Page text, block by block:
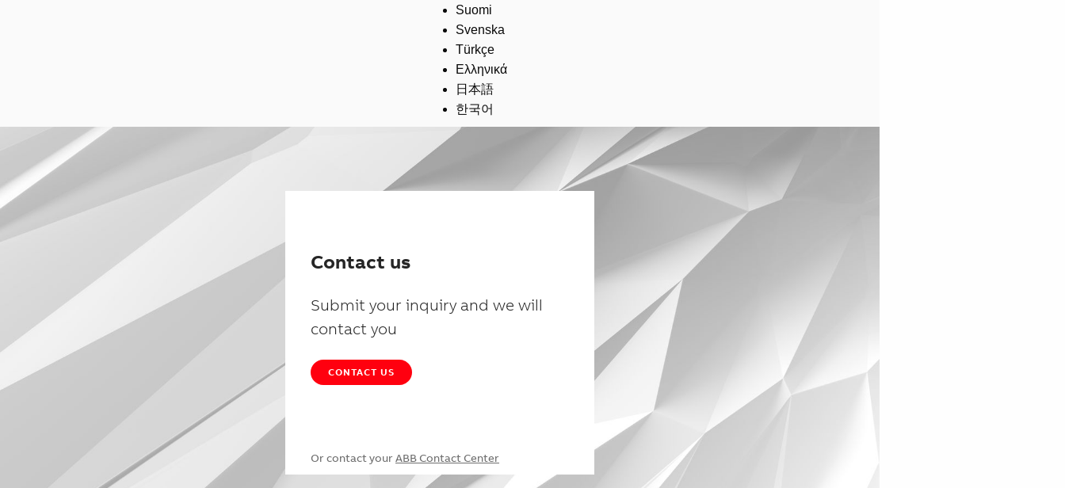
Suomi
Svenska
Türkçe
Ελληνικά
日本語
한국어
Contact us
Submit your inquiry and we will
contact you
CONTACT US
Or contact your ABB Contact Center